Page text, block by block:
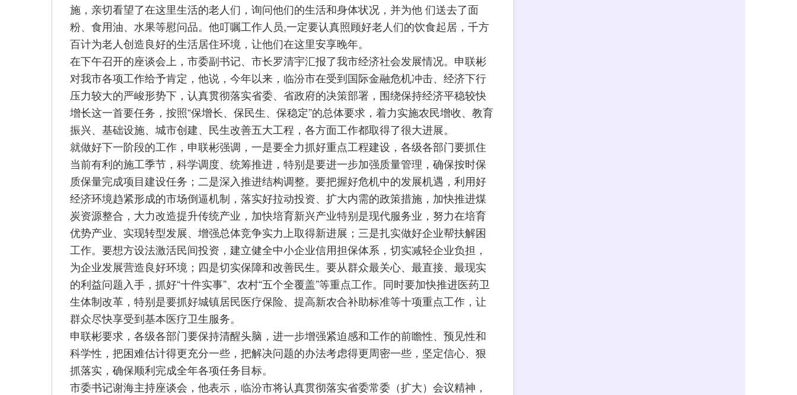
施，亲切看望了在这里生活的老人们，询问他们的生活和身体状况，并为他 们送去了面
粉、食用油、水果等慰问品。他叮嘱工作人员,一定要认真照顾好老人们的饮食起居，千方
百计为老人创造良好的生活居住环境，让他们在这里安享晚年。
在下午召开的座谈会上，市委副书记、市长罗清宇汇报了我市经济社会发展情况。申联彬
对我市各项工作给予肯定，他说，今年以来，临汾市在受到国际金融危机冲击、经济下行
压力较大的严峻形势下，认真贯彻落实省委、省政府的决策部署，围绕保持经济平稳较快
增长这一首要任务，按照“保增长、保民生、保稳定”的总体要求，着力实施农民增收、教育
振兴、基础设施、城市创建、民生改善五大工程，各方面工作都取得了很大进展。
就做好下一阶段的工作，申联彬强调，一是要全力抓好重点工程建设，各级各部门要抓住
当前有利的施工季节，科学调度、统筹推进，特别是要进一步加强质量管理，确保按时保
质保量完成项目建设任务；二是深入推进结构调整。要把握好危机中的发展机遇，利用好
经济环境趋紧形成的市场倒逼机制，落实好拉动投资、扩大内需的政策措施，加快推进煤
炭资源整合，大力改造提升传统产业，加快培育新兴产业特别是现代服务业，努力在培育
优势产业、实现转型发展、增强总体竞争实力上取得新进展；三是扎实做好企业帮扶解困
工作。要想方设法激活民间投资，建立健全中小企业信用担保体系，切实减轻企业负担，
为企业发展营造良好环境；四是切实保障和改善民生。要从群众最关心、最直接、最现实
的利益问题入手，抓好“十件实事”、农村“五个全覆盖”等重点工作。同时要加快推进医药卫
生体制改革，特别是要抓好城镇居民医疗保险、提高新农合补助标准等十项重点工作，让
群众尽快享受到基本医疗卫生服务。
申联彬要求，各级各部门要保持清醒头脑，进一步增强紧迫感和工作的前瞻性、预见性和
科学性，把困难估计得更充分一些，把解决问题的办法考虑得更周密一些，坚定信心、狠
抓落实，确保顺利完成全年各项任务目标。
市委书记谢海主持座谈会，他表示，临汾市将认真贯彻落实省委常委（扩大）会议精神，